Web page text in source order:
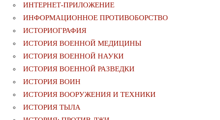
ИНТЕРНЕТ-ПРИЛОЖЕНИЕ
ИНФОРМАЦИОННОЕ ПРОТИВОБОРСТВО
ИСТОРИОГРАФИЯ
ИСТОРИЯ ВОЕННОЙ МЕДИЦИНЫ
ИСТОРИЯ ВОЕННОЙ НАУКИ
ИСТОРИЯ ВОЕННОЙ РАЗВЕДКИ
ИСТОРИЯ ВОИН
ИСТОРИЯ ВООРУЖЕНИЯ И ТЕХНИКИ
ИСТОРИЯ ТЫЛА